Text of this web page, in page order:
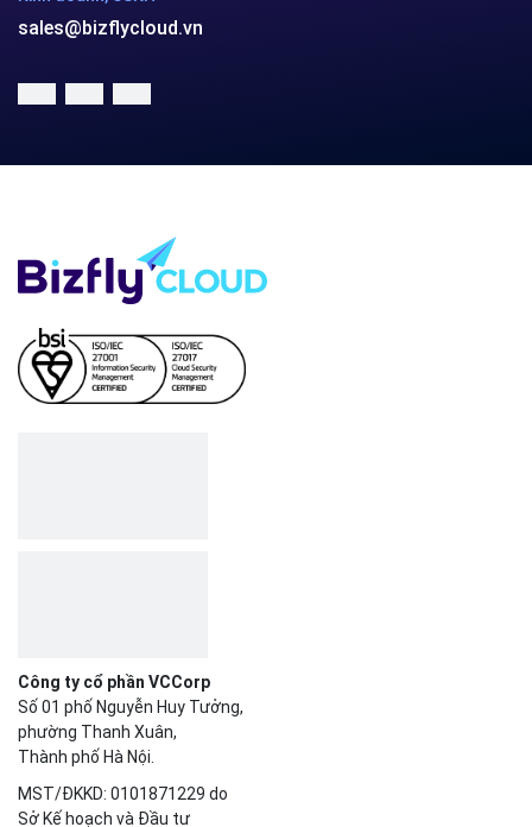
sales@bizflycloud.vn
cấp ngày 27/8/2015
SẢN PHẨM
Bizfly Cloud Server